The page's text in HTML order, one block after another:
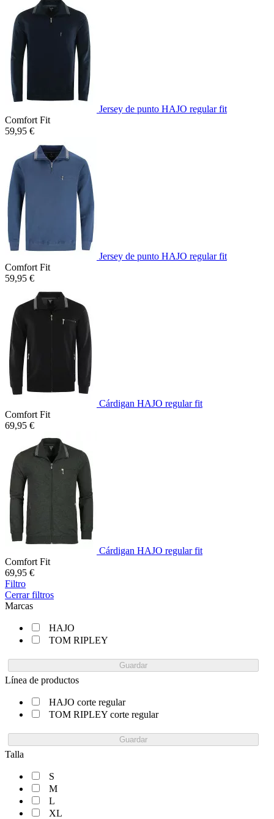
Jersey de punto HAJO regular fit
Comfort Fit
59,95 €
Jersey de punto HAJO regular fit
Comfort Fit
59,95 €
Cárdigan HAJO regular fit
Comfort Fit
69,95 €
Cárdigan HAJO regular fit
Comfort Fit
69,95 €
Filtro
Cerrar filtros
Marcas
HAJO
TOM RIPLEY
Guardar
Línea de productos
HAJO corte regular
TOM RIPLEY corte regular
Guardar
Talla
S
M
L
XL